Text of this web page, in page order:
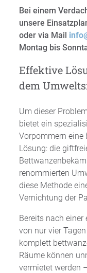
Bei einem
unsere
oder via Mail
Montag bis
Effektive
dem
Um dieser
bietet ein
Vorpommern eine
Lösung: die
renommierten
diese Methode
Vernichtung der
Bereits nach
von nur vier
komplett
Räume können
vermietet werden